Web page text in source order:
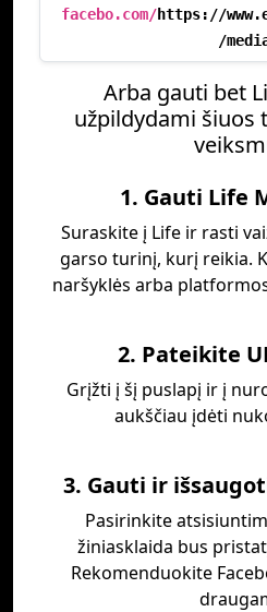
facebo.com/https://
/
Arba gauti bet
užpildydami šiuos
1. Gauti Life
Suraskite į Life ir rasti
garso turinį, kurį reikia.
naršyklės arba
2. Pateikite
Grįžti į šį puslapį ir į
aukščiau įdėti
3. Gauti ir
Pasirinkite
žiniasklaida bus
Rekomenduokite